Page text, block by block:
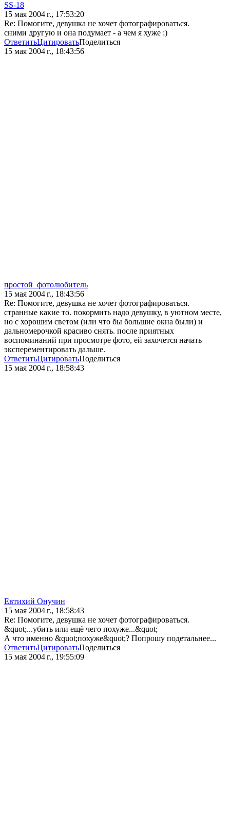
SS-18
15 мая 2004 г., 17:53:20
Re: Помогите, девушка не хочет фотографироваться.
cними другую и она подумает - а чем я хуже :)
ОтветитьЦитироватьПоделиться
15 мая 2004 г., 18:43:56
простой_фотолюбитель
15 мая 2004 г., 18:43:56
Re: Помогите, девушка не хочет фотографироваться.
странные какие то. покормить надо девушку, в уютном месте,
но с хорошим светом (или что бы большие окна были) и
дальномерочкой красиво снять. после приятных
воспоминаний при просмотре фото, ей захочется начать
эксперементировать дальше.
ОтветитьЦитироватьПоделиться
15 мая 2004 г., 18:58:43
Евтихий Онучин
15 мая 2004 г., 18:58:43
Re: Помогите, девушка не хочет фотографироваться.
&quot;...убить или ещё чего похуже...&quot;
А что именно &quot;похуже&quot;? Попрошу подетальнее...
ОтветитьЦитироватьПоделиться
15 мая 2004 г., 19:55:09